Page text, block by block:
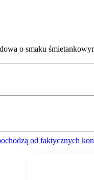
o smaku
od faktycznych